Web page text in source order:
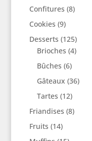
Confitures (8)
Cookies (9)
Desserts (125)
Brioches (4)
Bûches (6)
Gâteaux (36)
Tartes (12)
Friandises (8)
Fruits (14)